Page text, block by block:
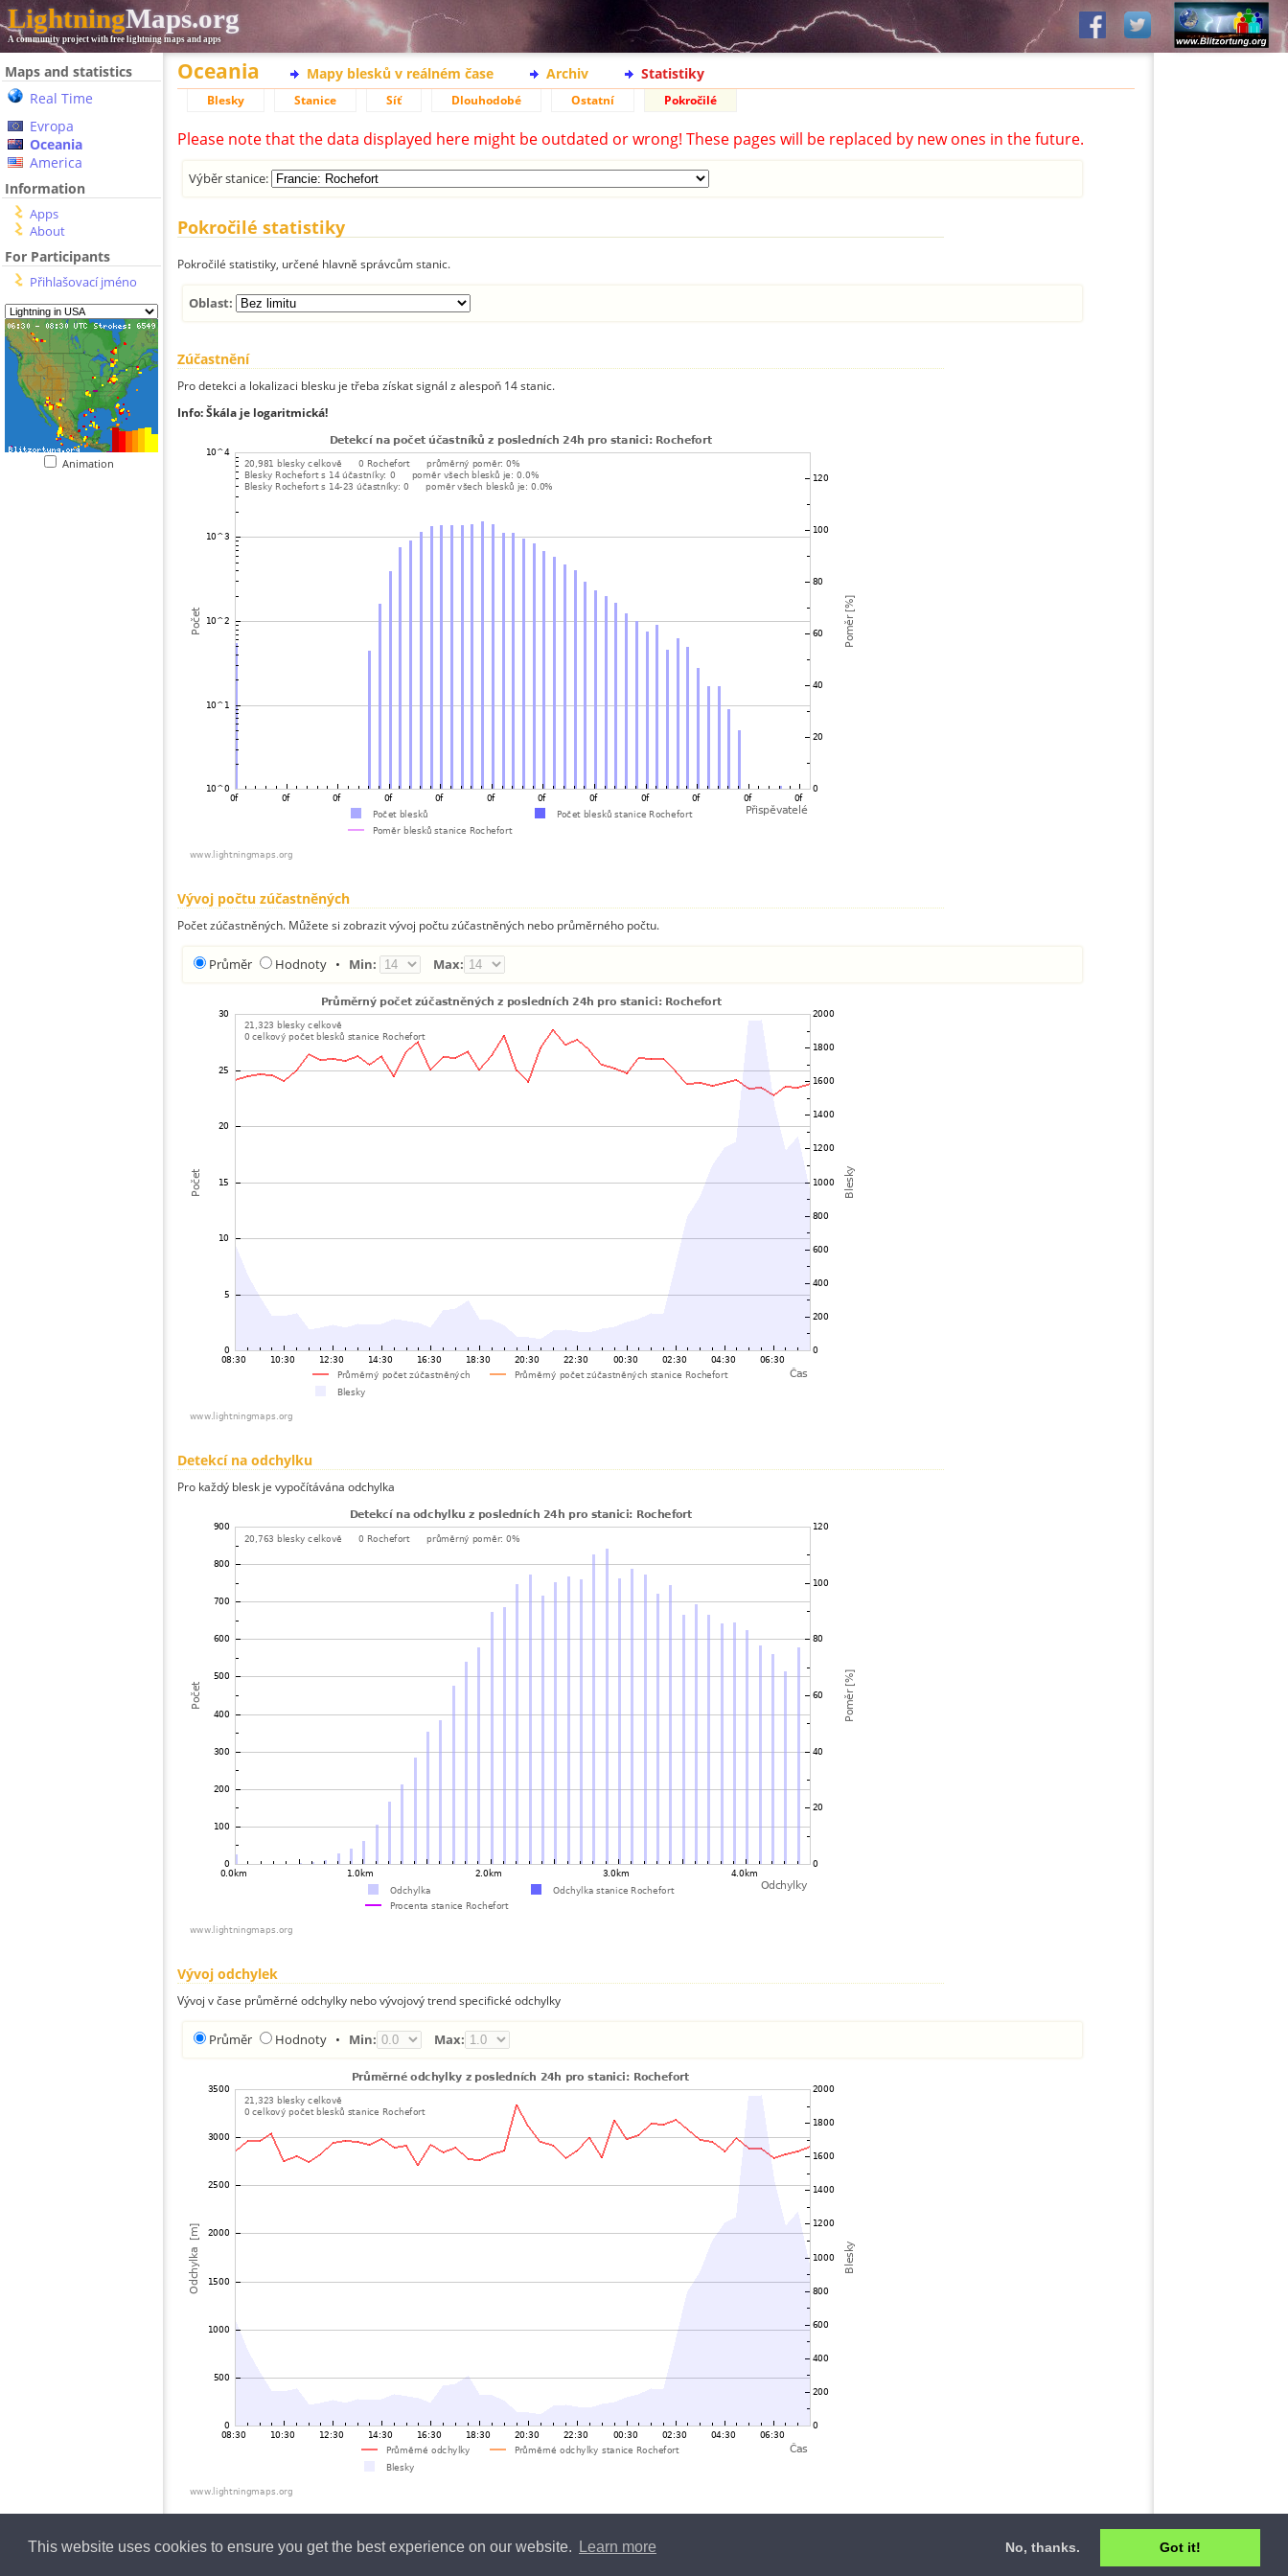
This website uses cookies to ensure you get the best experience on our website. Learn more No, thanks. Got it!
LightningMaps.org
A community project with free lightning maps and apps
Maps and statistics
Real Time
Evropa
Oceania
America
Information
Apps
About
For Participants
Přihlašovací jméno
Animation
Oceania Mapy blesků v reálném čase Archiv Statistiky
Blesky Stanice Síť Dlouhodobé Ostatní Pokročilé
Please note that the data displayed here might be outdated or wrong! These pages will be replaced by new ones in the future.
Výběr stanice:
Pokročilé statistiky
Pokročilé statistiky, určené hlavně správcům stanic.
Oblast:
Zúčastnění
Pro detekci a lokalizaci blesku je třeba získat signál z alespoň 14 stanic.
Info: Škála je logaritmická!
Vývoj počtu zúčastněných
Počet zúčastněných. Můžete si zobrazit vývoj počtu zúčastněných nebo průměrného počtu.
Průměr Hodnoty • Min: Max:
Detekcí na odchylku
Pro každý blesk je vypočítávána odchylka
Vývoj odchylek
Vývoj v čase průměrné odchylky nebo vývojový trend specifické odchylky
Průměr Hodnoty • Min: Max: